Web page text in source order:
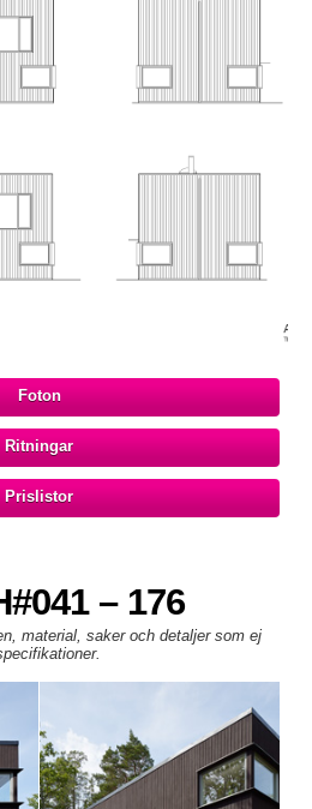
Foton
Ritningar
Prislistor
– 176
material, saker och detaljer som ej